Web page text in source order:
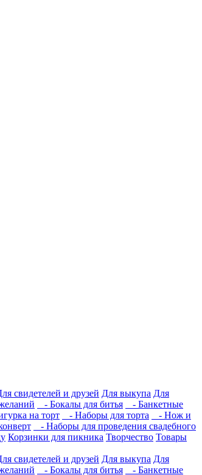
свидетелей и друзей Для выкупа Для
- Бокалы для битья
- Банкетные
на торт - Наборы для торта
- Нож и
- Наборы для проведения свадебного
Корзинки для пикника Творчество Товары
свидетелей и друзей Для выкупа Для
- Бокалы для битья - Банкетные